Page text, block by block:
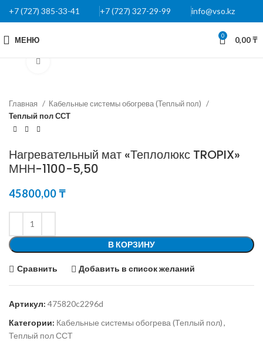
+7 (727) 385-33-41 +7 (727) 327-29-99 info@vso.kz
МЕНЮ 0 0,00₸
Главная
Кабельные системы обогрева (Теплый пол)
Теплый пол ССТ
Нагревательный мат «Теплолюкс TROPIX»
МНН-1100-5,50
45800,00₸
В КОРЗИНУ
Сравнить Добавить в список желаний
Артикул: 475820c2296d
Категории: Кабельные системы обогрева (Теплый пол),
Теплый пол ССТ